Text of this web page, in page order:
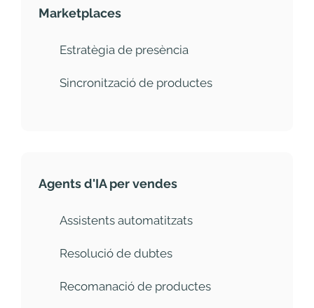
Marketplaces
Estratègia de presència
Sincronització de productes
Agents d'IA per vendes
Assistents automatitzats
Resolució de dubtes
Recomanació de productes